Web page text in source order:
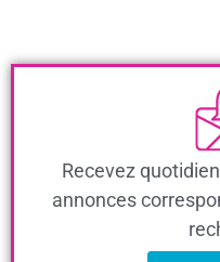
Recevez
annonces